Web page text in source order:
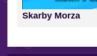
Skarby Morza